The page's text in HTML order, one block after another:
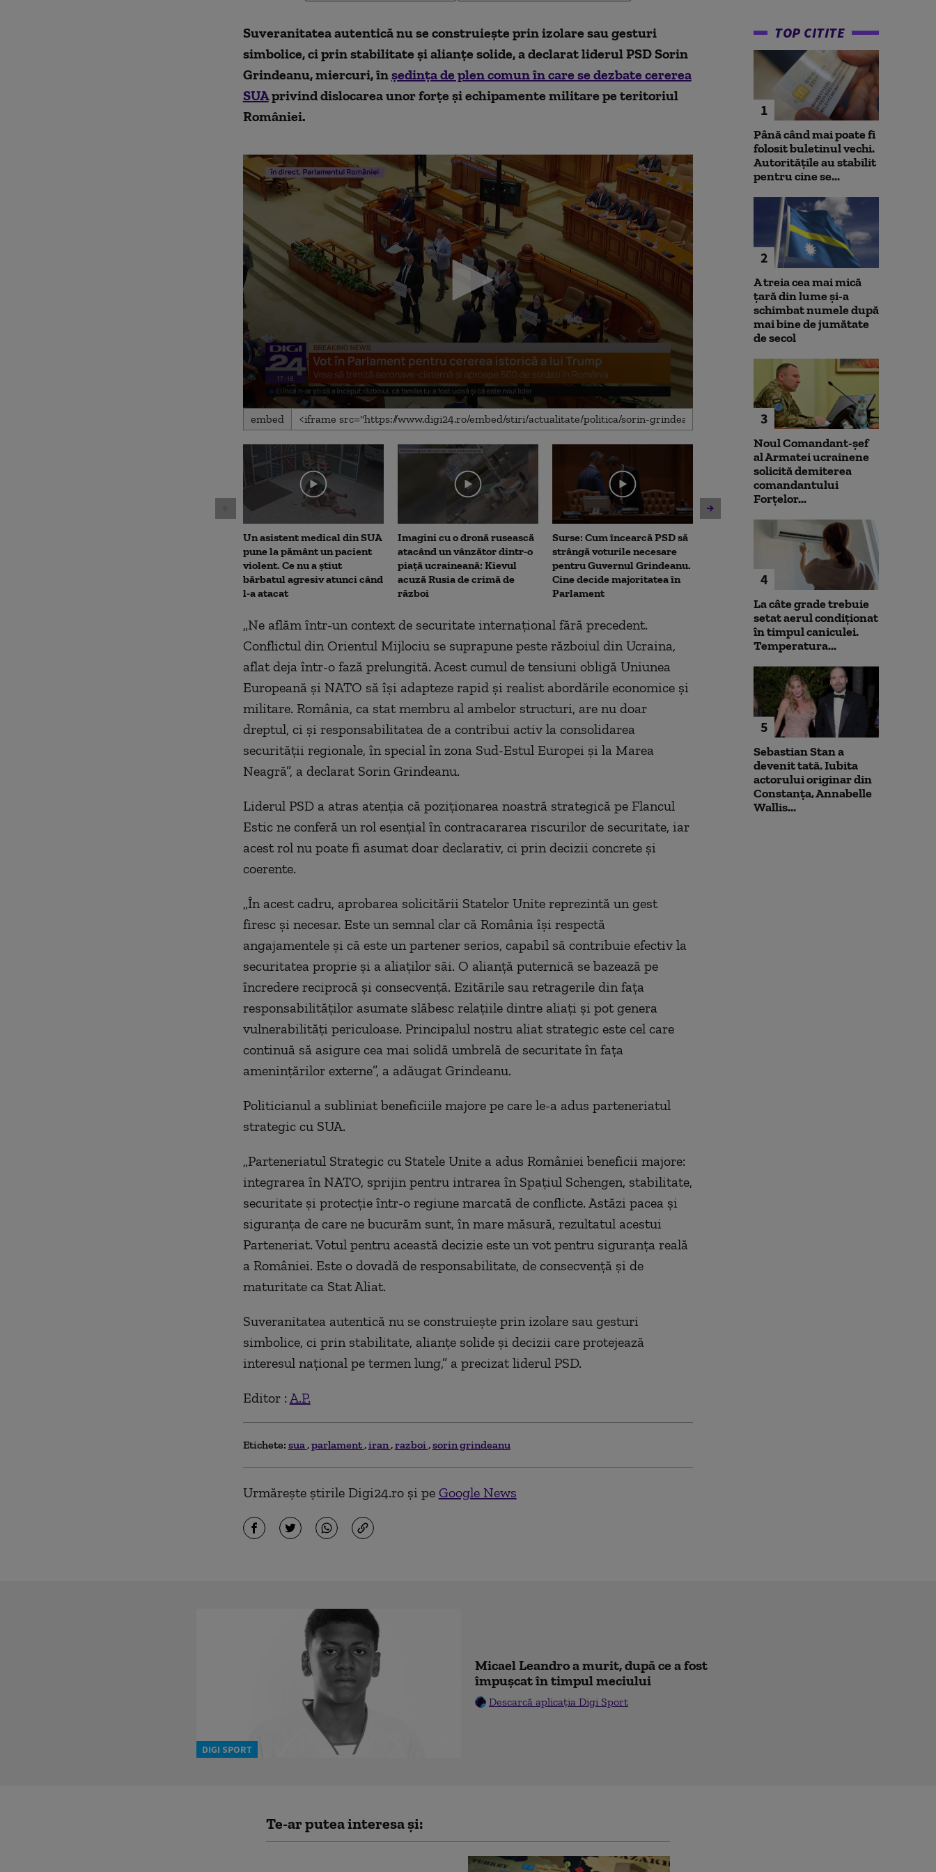
Suveranitatea autentică nu se construiește prin izolare sau gesturi
simbolice, ci prin stabilitate și alianțe solide, a declarat liderul PSD Sorin
Grindeanu, miercuri, înședința de plen comun în care se dezbate cererea
SUAprivind dislocarea unor forțe și echipamente militare pe teritoriul
României.
0
seconds
4
minutes,
seconds
Volume
embed
Un asistent medical din SUA
pune la pământ un pacient
violent. Ce nu a știut
bărbatul agresiv atunci când
l-a atacat
Imagini cu o dronă rusească
atacând un vânzător dintr-o
piață ucraineană: Kievul
acuză Rusia de crimă de
război
Surse: Cum încearcă PSD să
strângă voturile necesare
pentru Guvernul Grindeanu.
Cine decide majoritatea în
Parlament
Alertele de dronă din
ultimele zile au pus pe jar
oamenii din sud-estul
României: „Ne este teamă.
Oricând ne putem aștepta”
„Cum poate fi
Melania
publicat de
„Ne aflăm într-un context de securitate internațional fără precedent.
Conflictul din Orientul Mijlociu se suprapune peste războiul din Ucraina,
aflat deja într-o fază prelungită. Acest cumul de tensiuni obligă Uniunea
Europeană și NATO să își adapteze rapid și realist abordările economice și
militare. România, ca stat membru al ambelor structuri, are nu doar
dreptul, ci și responsabilitatea de a contribui activ la consolidarea
securității regionale, în special în zona Sud-Estul Europei și la Marea
Neagră”, a declarat Sorin Grindeanu.
Liderul PSD a atras atenția că poziționarea noastră strategică pe Flancul
Estic ne conferă un rol esențial în contracararea riscurilor de securitate, iar
acest rol nu poate fi asumat doar declarativ, ci prin decizii concrete și
coerente.
„În acest cadru, aprobarea solicitării Statelor Unite reprezintă un gest
firesc și necesar. Este un semnal clar că România își respectă
angajamentele și că este un partener serios, capabil să contribuie efectiv la
securitatea proprie și a aliaților săi. O alianță puternică se bazează pe
încredere reciprocă și consecvență. Ezitările sau retragerile din fața
responsabilităților asumate slăbesc relațiile dintre aliați și pot genera
vulnerabilități periculoase. Principalul nostru aliat strategic este cel care
continuă să asigure cea mai solidă umbrelă de securitate în fața
amenințărilor externe”, a adăugat Grindeanu.
Politicianul a subliniat beneficiile majore pe care le-a adus parteneriatul
strategic cu SUA.
„Parteneriatul Strategic cu Statele Unite a adus României beneficii majore:
integrarea în NATO, sprijin pentru intrarea în Spațiul Schengen, stabilitate,
securitate și protecție într-o regiune marcată de conflicte. Astăzi pacea și
siguranța de care ne bucurăm sunt, în mare măsură, rezultatul acestui
Parteneriat. Votul pentru această decizie este un vot pentru siguranța reală
a României. Este o dovadă de responsabilitate, de consecvență și de
maturitate ca Stat Aliat.
Suveranitatea autentică nu se construiește prin izolare sau gesturi
simbolice, ci prin stabilitate, alianțe solide și decizii care protejează
interesul național pe termen lung,” a precizat liderul PSD.
Editor : A.P.
Etichete: sua parlament iran razboi sorin grindeanu
Urmărește știrile Digi24.ro și pe Google News
TOP CITITE
1
Până când mai poate fi
folosit buletinul vechi.
Autoritățile au stabilit
pentru cine se...
2
A treia cea mai mică
țară din lume și-a
schimbat numele după
mai bine de jumătate
de secol
3
Noul Comandant-șef
al Armatei ucrainene
solicită demiterea
comandantului
Forțelor...
4
La câte grade trebuie
setat aerul condiționat
în timpul caniculei.
Temperatura...
5
Sebastian Stan a
devenit tată. Iubita
actorului originar din
Constanța, Annabelle
Wallis...
DIGI SPORT
Micael Leandro a murit, după ce a fost
împușcat în timpul meciului
Descarcă aplicația Digi Sport
Te-ar putea interesa și: